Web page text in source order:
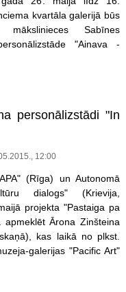
kvartāla galerijā būs
mākslinieces Sabīnes
"Ainava -
personālizstādi "In
12:00
(Rīga) un Autonomā
dialogs" (Krievija,
projekta "Pastaiga pa
Ārona Zinšteina
kas laikā no plkst.
galerijas "Pacific Art"